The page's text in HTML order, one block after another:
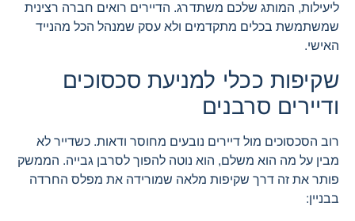
ליעילות, המותג שלכם משתדרג. הדיירים רואים חברה רצינית
שמשתמשת בכלים מתקדמים ולא עסק שמנהל הכל מהנייד
האישי.
שקיפות ככלי למניעת סכסוכים
ודיירים סרבנים
רוב הסכסוכים מול דיירים נובעים מחוסר ודאות. כשדייר לא
מבין על מה הוא משלם, הוא נוטה להפוך לסרבן גבייה. הממשק
פותר את זה דרך שקיפות מלאה שמורידה את מפלס החרדה
בבניין: